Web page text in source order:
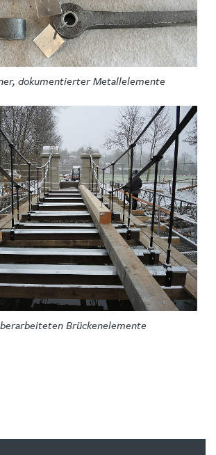
dokumentierter Metallelemente
Brückenelemente